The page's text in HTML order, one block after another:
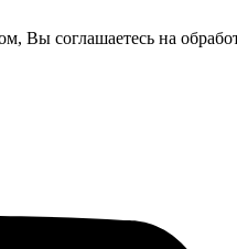
Вы соглашаетесь на